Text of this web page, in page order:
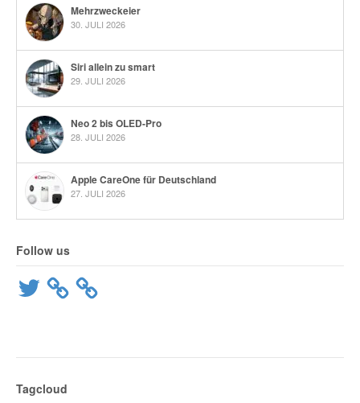
Mehrzweckeier
30. JULI 2026
Siri allein zu smart
29. JULI 2026
Neo 2 bis OLED-Pro
28. JULI 2026
Apple CareOne für Deutschland
27. JULI 2026
Follow us
Twitter
Tagcloud